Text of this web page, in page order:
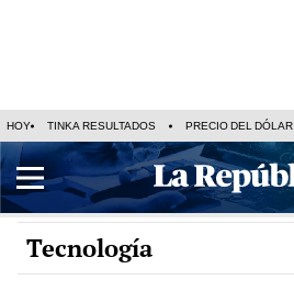
HOY TINKA RESULTADOS PRECIO DEL DÓLAR
Tecnología